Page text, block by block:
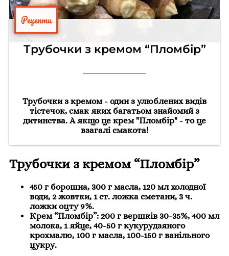
Рецепти
Трубочки з кремом “Пломбір”
Трубочки з кремом - один з улюблених видів
тістечок, смак яких багатьом знайомий з
дитинства. А якщо це крем "Пломбір" - то це
взагалі смакота!
Трубочки з кремом “Пломбір”
450 г борошна, 300 г масла, 120 мл холодної
води, 2 жовтки, 1 ст. ложка сметани, 3 ч.
ложки оцту 9%.
Крем “Пломбір”: 200 г вершків 30-35%, 400 мл
молока, 1 яйце, 40-50 г кукурудзяного
крохмалю, 100 г масла, 100-150 г ванільного
цукру.